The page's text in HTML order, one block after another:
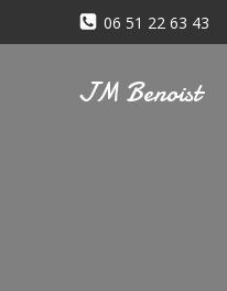
06 51 22 63 43
JM Benoist